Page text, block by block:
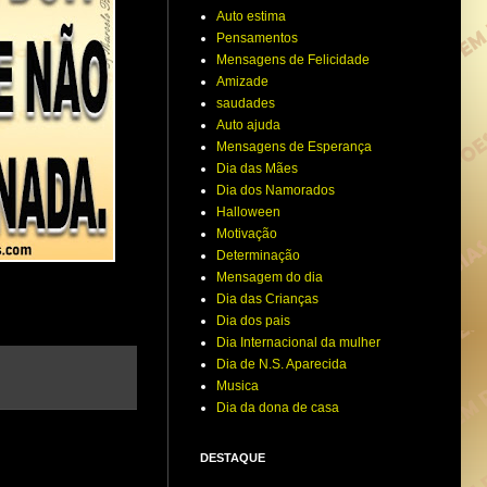
Auto estima
Pensamentos
Mensagens de Felicidade
Amizade
saudades
Auto ajuda
Mensagens de Esperança
Dia das Mães
Dia dos Namorados
Halloween
Motivação
Determinação
Mensagem do dia
Dia das Crianças
Dia dos pais
Dia Internacional da mulher
Dia de N.S. Aparecida
Musica
Dia da dona de casa
DESTAQUE